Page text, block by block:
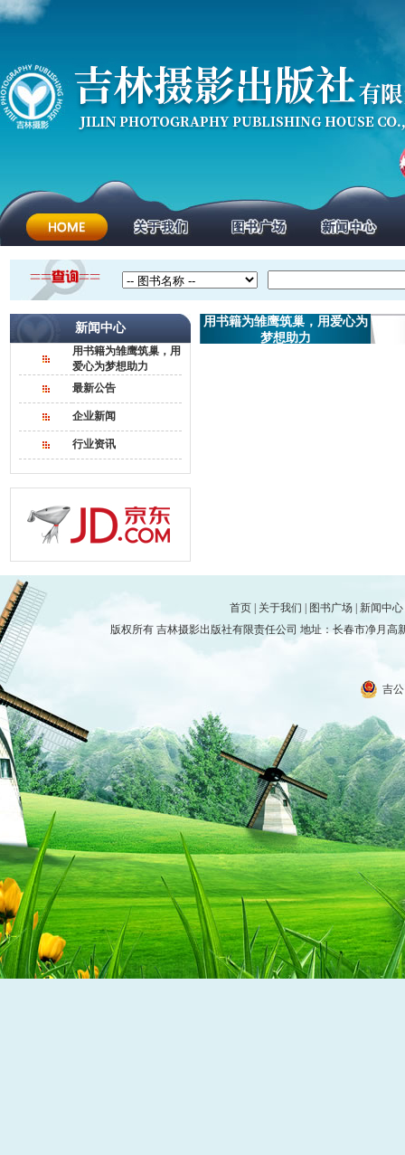
新闻中心
用书籍为雏鹰筑巢，用
爱心为梦想助力
最新公告
企业新闻
行业资讯
用书籍为雏鹰筑巢，用爱心为
梦想助力
首页 关于我们 图书广场 新闻中心
版权所有 吉林摄影出版社有限责任公司 地址：长春市净月高
吉公